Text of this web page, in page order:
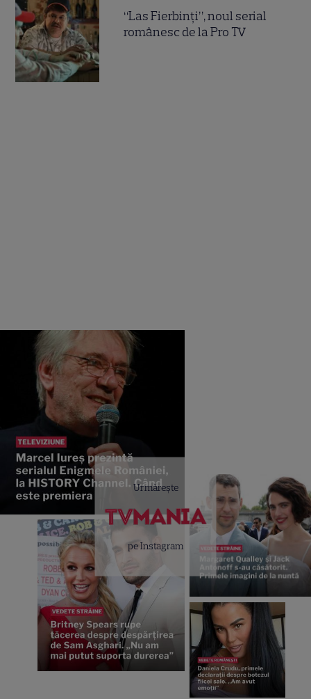
“Las Fierbinţi”, noul serial
românesc de la Pro TV
Urmărește
pe Instagram